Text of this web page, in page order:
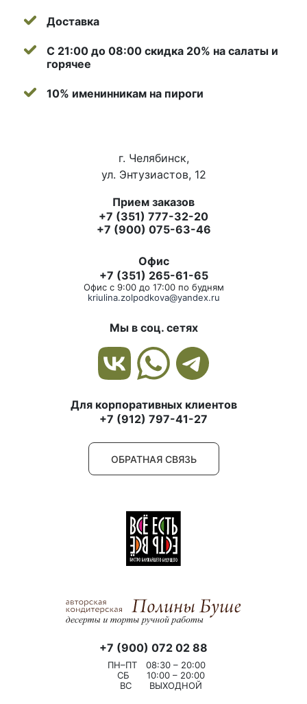
Доставка
С 21:00 до 08:00 скидка 20% на салаты и
горячее
10% именинникам на пироги
г. Челябинск,
ул. Энтузиастов, 12
Прием заказов
+7 (351) 777-32-20
+7 (900) 075-63-46
Офис
+7 (351) 265-61-65
Офис с 9:00 до 17:00 по будням
kriulina.zolpodkova@yandex.ru
Мы в соц. сетях
Для корпоративных клиентов
+7 (912) 797-41-27
ОБРАТНАЯ СВЯЗЬ
+7 (900) 072 02 88
ПН–ПТ
08:30 – 20:00
СБ
10:00 – 20:00
ВС
ВЫХОДНОЙ